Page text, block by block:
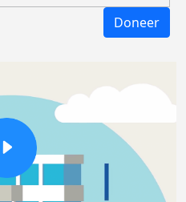
Doneer